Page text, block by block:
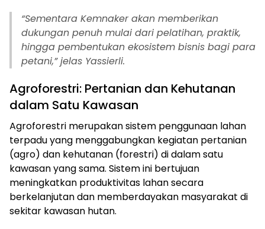
“Sementara Kemnaker akan memberikan
dukungan penuh mulai dari pelatihan, praktik,
hingga pembentukan ekosistem bisnis bagi para
petani,” jelas Yassierli.
Agroforestri: Pertanian dan Kehutanan
dalam Satu Kawasan
Agroforestri merupakan sistem penggunaan lahan
terpadu yang menggabungkan kegiatan pertanian
(agro) dan kehutanan (forestri) di dalam satu
kawasan yang sama. Sistem ini bertujuan
meningkatkan produktivitas lahan secara
berkelanjutan dan memberdayakan masyarakat di
sekitar kawasan hutan.